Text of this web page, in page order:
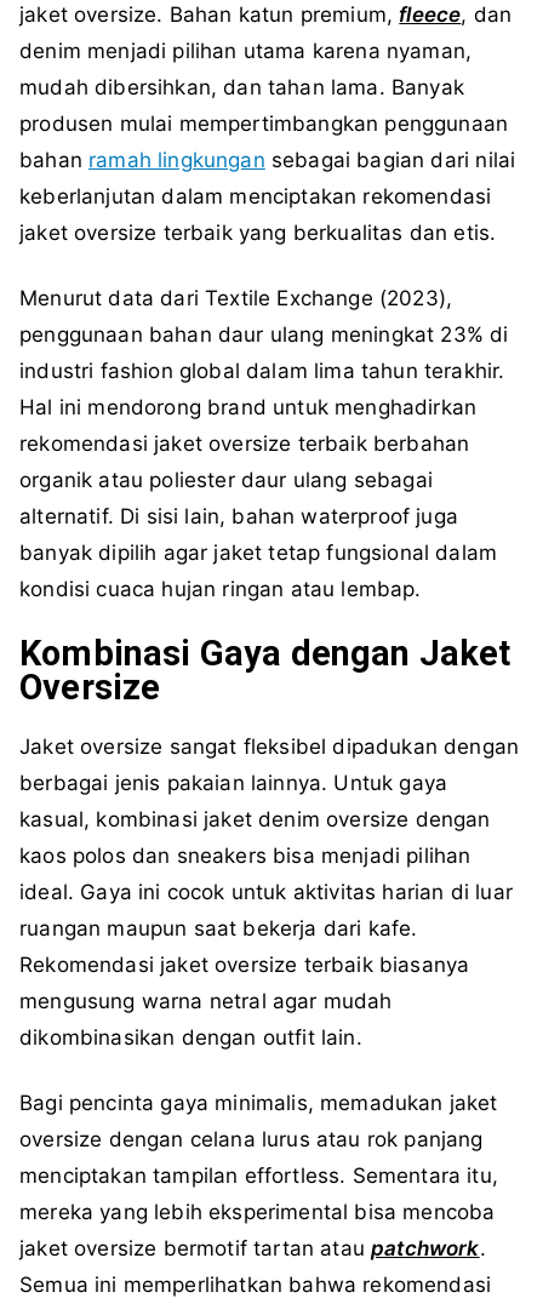
jaket oversize. Bahan katun premium, fleece, dan
denim menjadi pilihan utama karena nyaman,
mudah dibersihkan, dan tahan lama. Banyak
produsen mulai mempertimbangkan penggunaan
bahan ramah lingkungan sebagai bagian dari nilai
keberlanjutan dalam menciptakan rekomendasi
jaket oversize terbaik yang berkualitas dan etis.
Menurut data dari Textile Exchange (2023),
penggunaan bahan daur ulang meningkat 23% di
industri fashion global dalam lima tahun terakhir.
Hal ini mendorong brand untuk menghadirkan
rekomendasi jaket oversize terbaik berbahan
organik atau poliester daur ulang sebagai
alternatif. Di sisi lain, bahan waterproof juga
banyak dipilih agar jaket tetap fungsional dalam
kondisi cuaca hujan ringan atau lembap.
Kombinasi Gaya dengan Jaket
Oversize
Jaket oversize sangat fleksibel dipadukan dengan
berbagai jenis pakaian lainnya. Untuk gaya
kasual, kombinasi jaket denim oversize dengan
kaos polos dan sneakers bisa menjadi pilihan
ideal. Gaya ini cocok untuk aktivitas harian di luar
ruangan maupun saat bekerja dari kafe.
Rekomendasi jaket oversize terbaik biasanya
mengusung warna netral agar mudah
dikombinasikan dengan outfit lain.
Bagi pencinta gaya minimalis, memadukan jaket
oversize dengan celana lurus atau rok panjang
menciptakan tampilan effortless. Sementara itu,
mereka yang lebih eksperimental bisa mencoba
jaket oversize bermotif tartan ataupatchwork.
Semua ini memperlihatkan bahwa rekomendasi